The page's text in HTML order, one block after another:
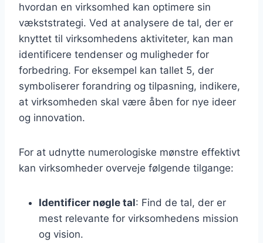
hvordan en virksomhed kan optimere sin
vækststrategi. Ved at analysere de tal, der er
knyttet til virksomhedens aktiviteter, kan man
identificere tendenser og muligheder for
forbedring. For eksempel kan tallet 5, der
symboliserer forandring og tilpasning, indikere,
at virksomheden skal være åben for nye ideer
og innovation.
For at udnytte numerologiske mønstre effektivt
kan virksomheder overveje følgende tilgange:
Identificer nøgle tal: Find de tal, der er
mest relevante for virksomhedens mission
og vision.